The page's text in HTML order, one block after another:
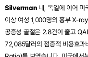
Silverman 네, 독일에 이어 미
이상 여성 1,000명의 흉부 X-
공증성 골절은 2.8건이 줄고
72,085달러의 점증적 비용효